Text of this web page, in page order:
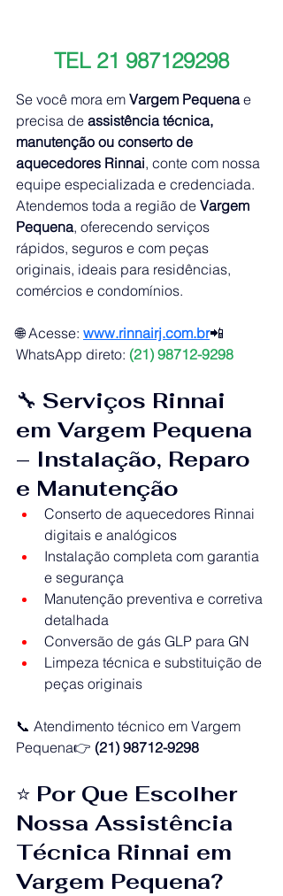
TEL 21 987129298
Se você mora em Vargem Pequena e
precisa de assistência técnica,
manutenção ou conserto de
aquecedores Rinnai, conte com nossa
equipe especializada e credenciada.
Atendemos toda a região de Vargem
Pequena, oferecendo serviços
rápidos, seguros e com peças
originais, ideais para residências,
comércios e condomínios.
🌐 Acesse: www.rinnairj.com.br📲
WhatsApp direto: (21) 98712-9298
🔧 Serviços Rinnai
em Vargem Pequena
– Instalação, Reparo
e Manutenção
Conserto de aquecedores Rinnai
digitais e analógicos
Instalação completa com garantia
e segurança
Manutenção preventiva e corretiva
detalhada
Conversão de gás GLP para GN
Limpeza técnica e substituição de
peças originais
📞 Atendimento técnico em Vargem
Pequena👉 (21) 98712-9298
⭐ Por Que Escolher
Nossa Assistência
Técnica Rinnai em
Vargem Pequena?